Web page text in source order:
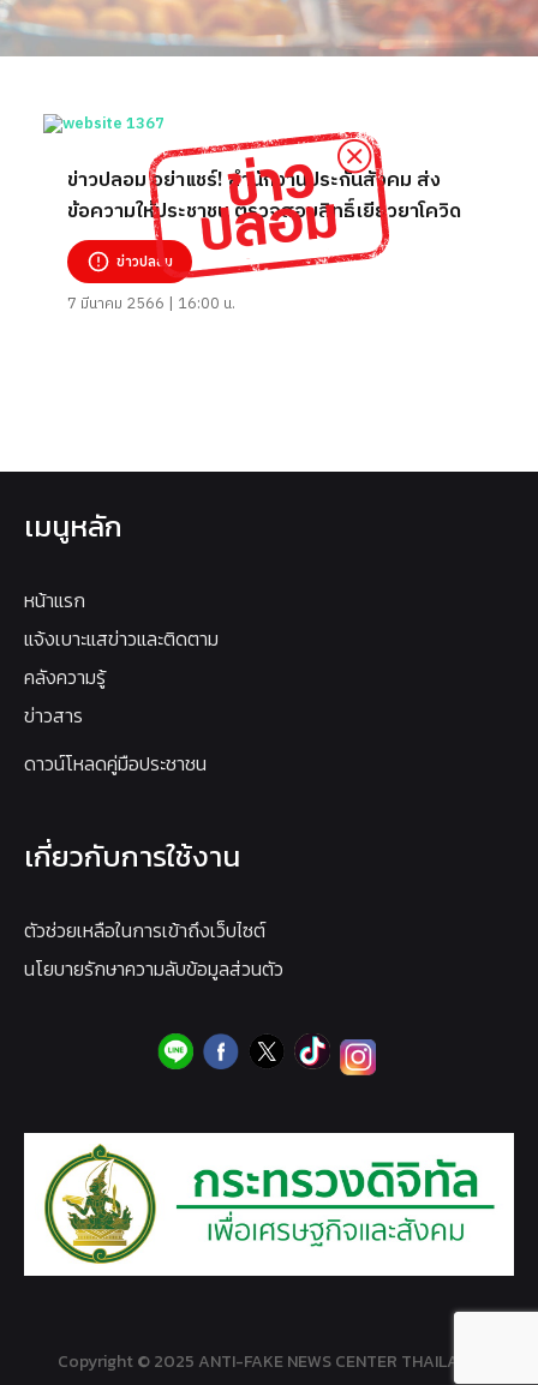
ข่าวปลอม อย่าแชร์! สำนักงานประกันสังคม ส่ง
ข้อความให้ประชาชน ตรวจสอบสิทธิ์เยียวยาโควิด
ข่าวปลอม
7 มีนาคม 2566 | 16:00 น.
เมนูหลัก
หน้าแรก
แจ้งเบาะแสข่าวและติดตาม
คลังความรู้
ข่าวสาร
ดาวน์โหลดคู่มือประชาชน
เกี่ยวกับการใช้งาน
ตัวช่วยเหลือในการเข้าถึงเว็บไซต์
นโยบายรักษาความลับข้อมูลส่วนตัว
Copyright © 2025 ANTI-FAKE NEWS CENTER THAILAND